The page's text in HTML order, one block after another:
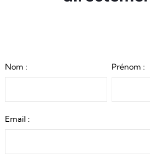
Nom : Prénom :
Email :